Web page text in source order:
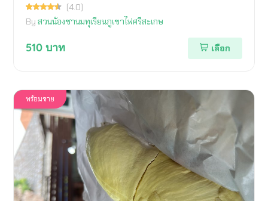
(4.0)
By สวนน้องชานมทุเรียนภูเขาไฟศรีสะเกษ
510 บาท เลือก
พร้อมขาย